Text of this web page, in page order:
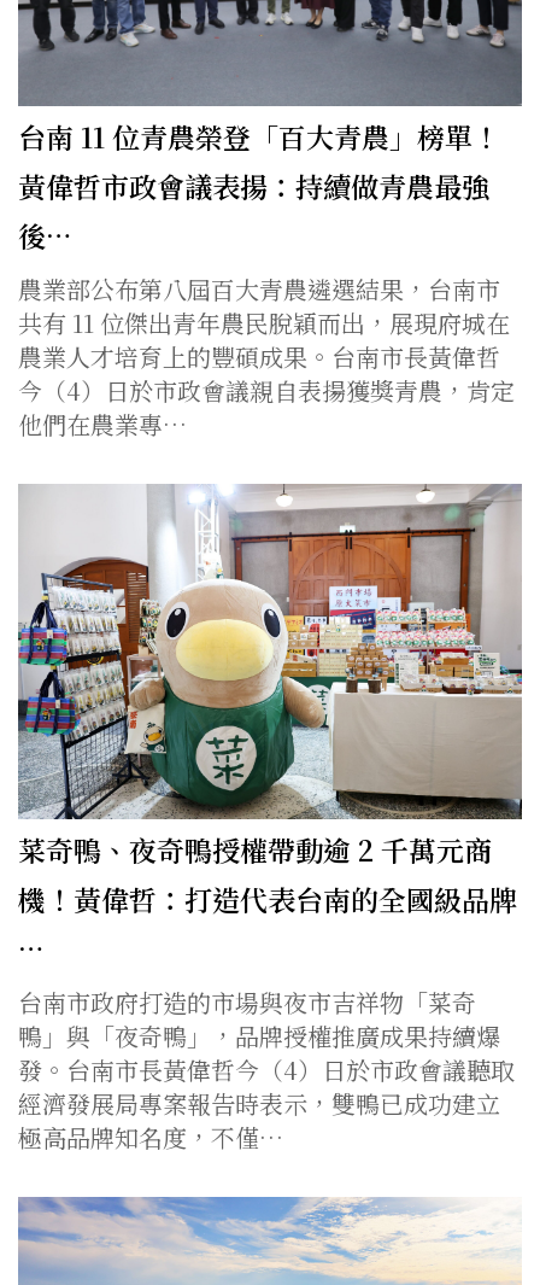
台南 11 位青農榮登「百大青農」榜單！
黃偉哲市政會議表揚：持續做青農最強
後…
農業部公布第八屆百大青農遴選結果，台南市
共有 11 位傑出青年農民脫穎而出，展現府城在
農業人才培育上的豐碩成果。台南市長黃偉哲
今（4）日於市政會議親自表揚獲獎青農，肯定
他們在農業專…
菜奇鴨、夜奇鴨授權帶動逾 2 千萬元商
機！黃偉哲：打造代表台南的全國級品牌
…
台南市政府打造的市場與夜市吉祥物「菜奇
鴨」與「夜奇鴨」，品牌授權推廣成果持續爆
發。台南市長黃偉哲今（4）日於市政會議聽取
經濟發展局專案報告時表示，雙鴨已成功建立
極高品牌知名度，不僅…